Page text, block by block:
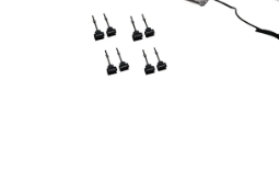
NAŠE SLUŽBY